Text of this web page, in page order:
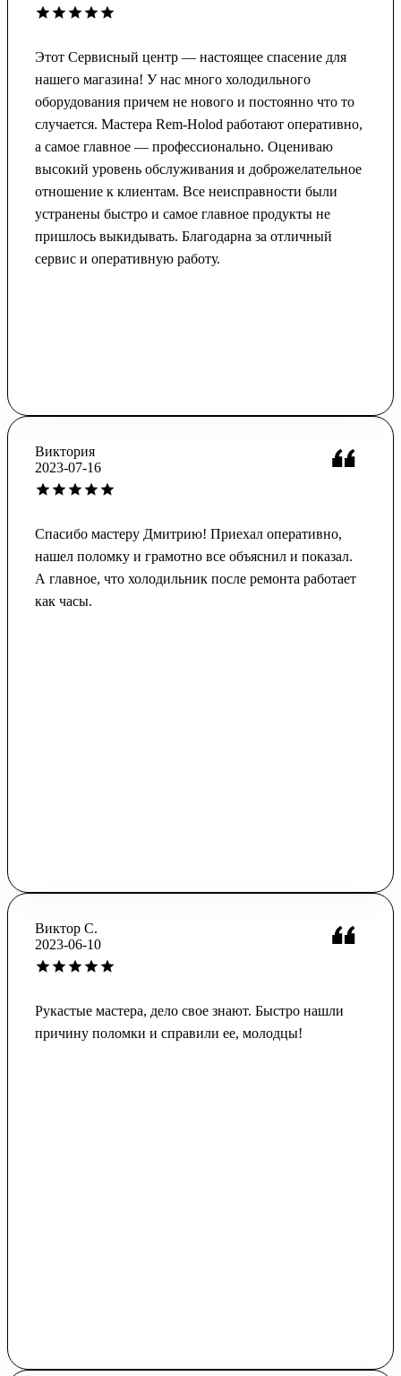
Этот Сервисный центр — настоящее спасение для
нашего магазина! У нас много холодильного
оборудования причем не нового и постоянно что то
случается. Мастера Rem-Holod работают оперативно,
а самое главное — профессионально. Оцениваю
высокий уровень обслуживания и доброжелательное
отношение к клиентам. Все неисправности были
устранены быстро и самое главное продукты не
пришлось выкидывать. Благодарна за отличный
сервис и оперативную работу.
Виктория
2023-07-16
Спасибо мастеру Дмитрию! Приехал оперативно,
нашел поломку и грамотно все объяснил и показал.
А главное, что холодильник после ремонта работает
как часы.
Виктор С.
2023-06-10
Рукастые мастера, дело свое знают. Быстро нашли
причину поломки и справили ее, молодцы!